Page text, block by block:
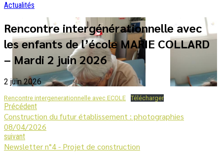
Actualités
Rencontre intergénérationnelle avec
les enfants de l’école MARIE COLLARD
– Mardi 2 juin 2026
2 juin 2026
Rencontre intergenerationnelle avec ECOLE Télécharger
Précédent
Construction du futur établissement : photographies
08/04/2026
suivant
Newsletter n°4 - Projet de construction